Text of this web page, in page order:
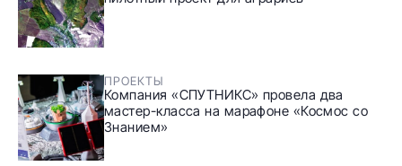
ПРОЕКТЫ
Компания «СПУТНИКС» провела два
мастер-класса на марафоне «Космос со
Знанием»